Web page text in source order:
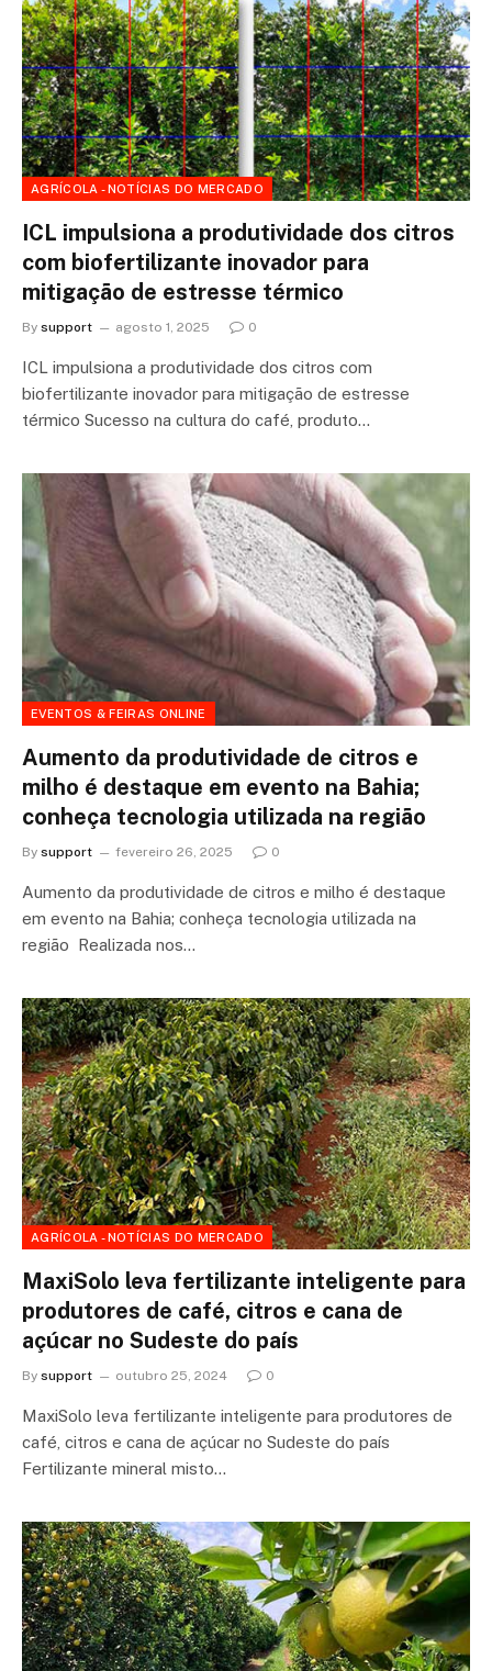
AGRÍCOLA - NOTÍCIAS DO MERCADO
ICL impulsiona a produtividade dos citros
com biofertilizante inovador para
mitigação de estresse térmico
By support agosto 1, 2025 0
ICL impulsiona a produtividade dos citros com
biofertilizante inovador para mitigação de estresse
térmico Sucesso na cultura do café, produto…
EVENTOS & FEIRAS ONLINE
Aumento da produtividade de citros e
milho é destaque em evento na Bahia;
conheça tecnologia utilizada na região
By support fevereiro 26, 2025 0
Aumento da produtividade de citros e milho é destaque
em evento na Bahia; conheça tecnologia utilizada na
região Realizada nos…
AGRÍCOLA - NOTÍCIAS DO MERCADO
MaxiSolo leva fertilizante inteligente para
produtores de café, citros e cana de
açúcar no Sudeste do país
By support outubro 25, 2024 0
MaxiSolo leva fertilizante inteligente para produtores de
café, citros e cana de açúcar no Sudeste do país
Fertilizante mineral misto…